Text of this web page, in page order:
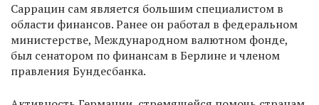
Саррацин сам является большим специалистом в
области финансов. Ранее он работал в федеральном
министерстве, Международном валютном фонде,
был сенатором по финансам в Берлине и членом
правления Бундесбанка.